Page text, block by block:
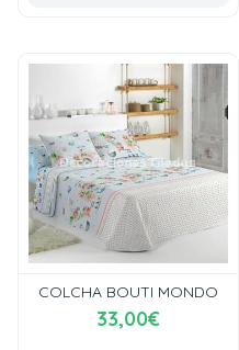
COLCHA BOUTI MONDO
33,00€